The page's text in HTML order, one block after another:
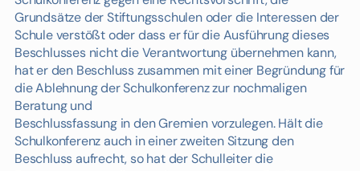
Grundsätze der Stiftungsschulen oder die Interessen der
Schule verstößt oder dass er für die Ausführung dieses
Beschlusses nicht die Verantwortung übernehmen kann,
hat er den Beschluss zusammen mit einer Begründung für
die Ablehnung der Schulkonferenz zur nochmaligen
Beratung und
Beschlussfassung in den Gremien vorzulegen. Hält die
Schulkonferenz auch in einer zweiten Sitzung den
Beschluss aufrecht, so hat der Schulleiter die